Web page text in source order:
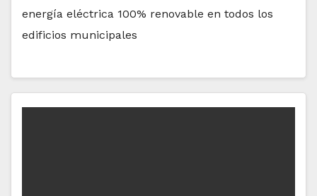
energía eléctrica 100% renovable en todos los
edificios municipales